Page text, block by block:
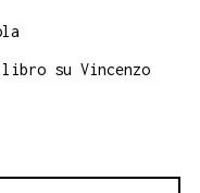
su Vincenzo